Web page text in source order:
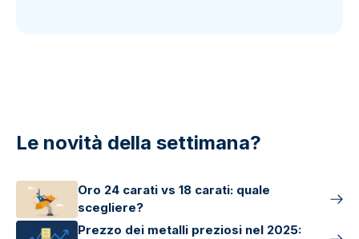
Le novità della settimana?
Oro 24 carati vs 18 carati: quale
scegliere?
Prezzo dei metalli preziosi nel 2025: